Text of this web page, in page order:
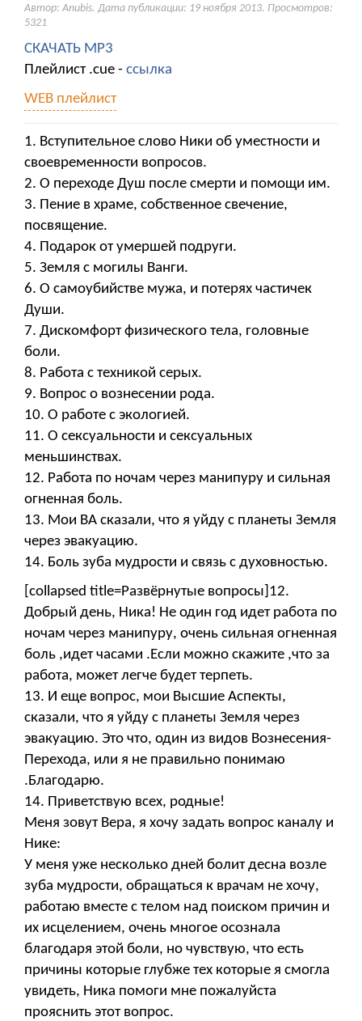
Автор: Anubis. Дата публикации: 19 ноября 2013. Просмотров:
5321
СКАЧАТЬ МР3
Плейлист .cue - ссылка
WEB плейлист
1. Вступительное слово Ники об уместности и
своевременности вопросов.
2. О переходе Душ после смерти и помощи им.
3. Пение в храме, собственное свечение,
посвящение.
4. Подарок от умершей подруги.
5. Земля с могилы Ванги.
6. О самоубийстве мужа, и потерях частичек
Души.
7. Дискомфорт физического тела, головные
боли.
8. Работа с техникой серых.
9. Вопрос о вознесении рода.
10. О работе с экологией.
11. О сексуальности и сексуальных
меньшинствах.
12. Работа по ночам через манипуру и сильная
огненная боль.
13. Мои ВА сказали, что я уйду с планеты Земля
через эвакуацию.
14. Боль зуба мудрости и связь с духовностью.
[collapsed title=Развёрнутые вопросы]12.
Добрый день, Ника! Не один год идет работа по
ночам через манипуру, очень сильная огненная
боль ,идет часами .Если можно скажите ,что за
работа, может легче будет терпеть.
13. И еще вопрос, мои Высшие Аспекты,
сказали, что я уйду с планеты Земля через
эвакуацию. Это что, один из видов Вознесения-
Перехода, или я не правильно понимаю
.Благодарю.
14. Приветствую всех, родные!
Меня зовут Вера, я хочу задать вопрос каналу и
Нике:
У меня уже несколько дней болит десна возле
зуба мудрости, обращаться к врачам не хочу,
работаю вместе с телом над поиском причин и
их исцелением, очень многое осознала
благодаря этой боли, но чувствую, что есть
причины которые глубже тех которые я смогла
увидеть, Ника помоги мне пожалуйста
прояснить этот вопрос.